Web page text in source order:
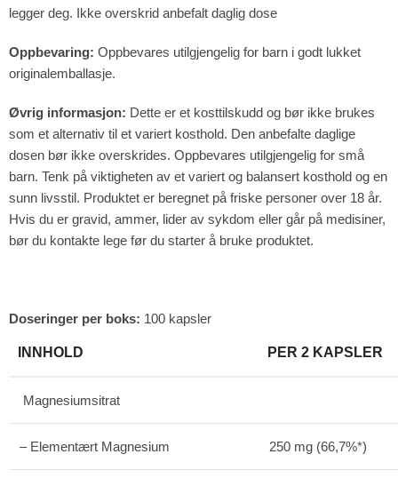
legger deg. Ikke overskrid anbefalt daglig dose
Oppbevaring: Oppbevares utilgjengelig for barn i godt lukket
originalemballasje.
Øvrig informasjon: Dette er et kosttilskudd og bør ikke brukes
som et alternativ til et variert kosthold. Den anbefalte daglige
dosen bør ikke overskrides. Oppbevares utilgjengelig for små
barn. Tenk på viktigheten av et variert og balansert kosthold og en
sunn livsstil. Produktet er beregnet på friske personer over 18 år.
Hvis du er gravid, ammer, lider av sykdom eller går på medisiner,
bør du kontakte lege før du starter å bruke produktet.
Doseringer per boks: 100 kapsler
INNHOLD PER 2 KAPSLER
Magnesiumsitrat
– Elementært Magnesium 250 mg (66,7%*)